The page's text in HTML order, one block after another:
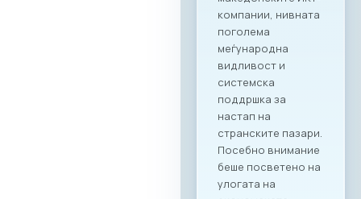
обраќања на
високо
министерско и
амбасадорско
ниво, по што ќе
следува свечено
потпишување на
Меморандум за
соработка помеѓу
МАСИТ и SETPE.
Програмата
предвидува